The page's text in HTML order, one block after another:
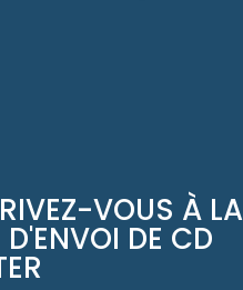
VOUS À LA
D'ENVOI DE CD